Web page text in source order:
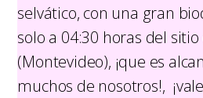
selvático, con una gran
solo a 04:30 horas del
(Montevideo), ¡que es
muchos de nosotros!,